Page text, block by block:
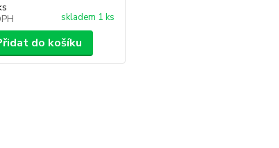
skladem 1 ks
do košíku